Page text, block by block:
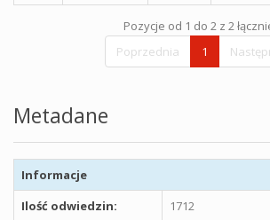
Pozycje od 1 do 2 z 2
Poprzednia
1
Metadane
Informacje
Ilość odwiedzin:
1712